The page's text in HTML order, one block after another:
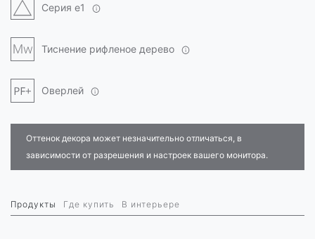
Серия e1
Тиснение рифленое дерево
Оверлей
Оттенок декора может незначительно отличаться, в
зависимости от разрешения и настроек вашего монитора.
Продукты Где купить В интерьере